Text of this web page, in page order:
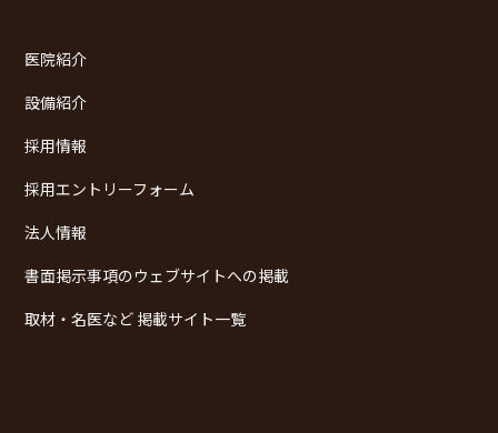
医院紹介
設備紹介
採用情報
採用エントリーフォーム
法人情報
書面掲示事項のウェブサイトへの掲載
取材・名医など 掲載サイト一覧